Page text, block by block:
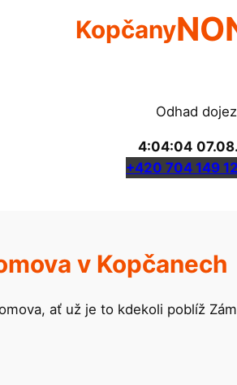
Kopčany
Odhad
4:04:04
+420 704 149
v Kopčanech
ať už je to kdekoli poblíž